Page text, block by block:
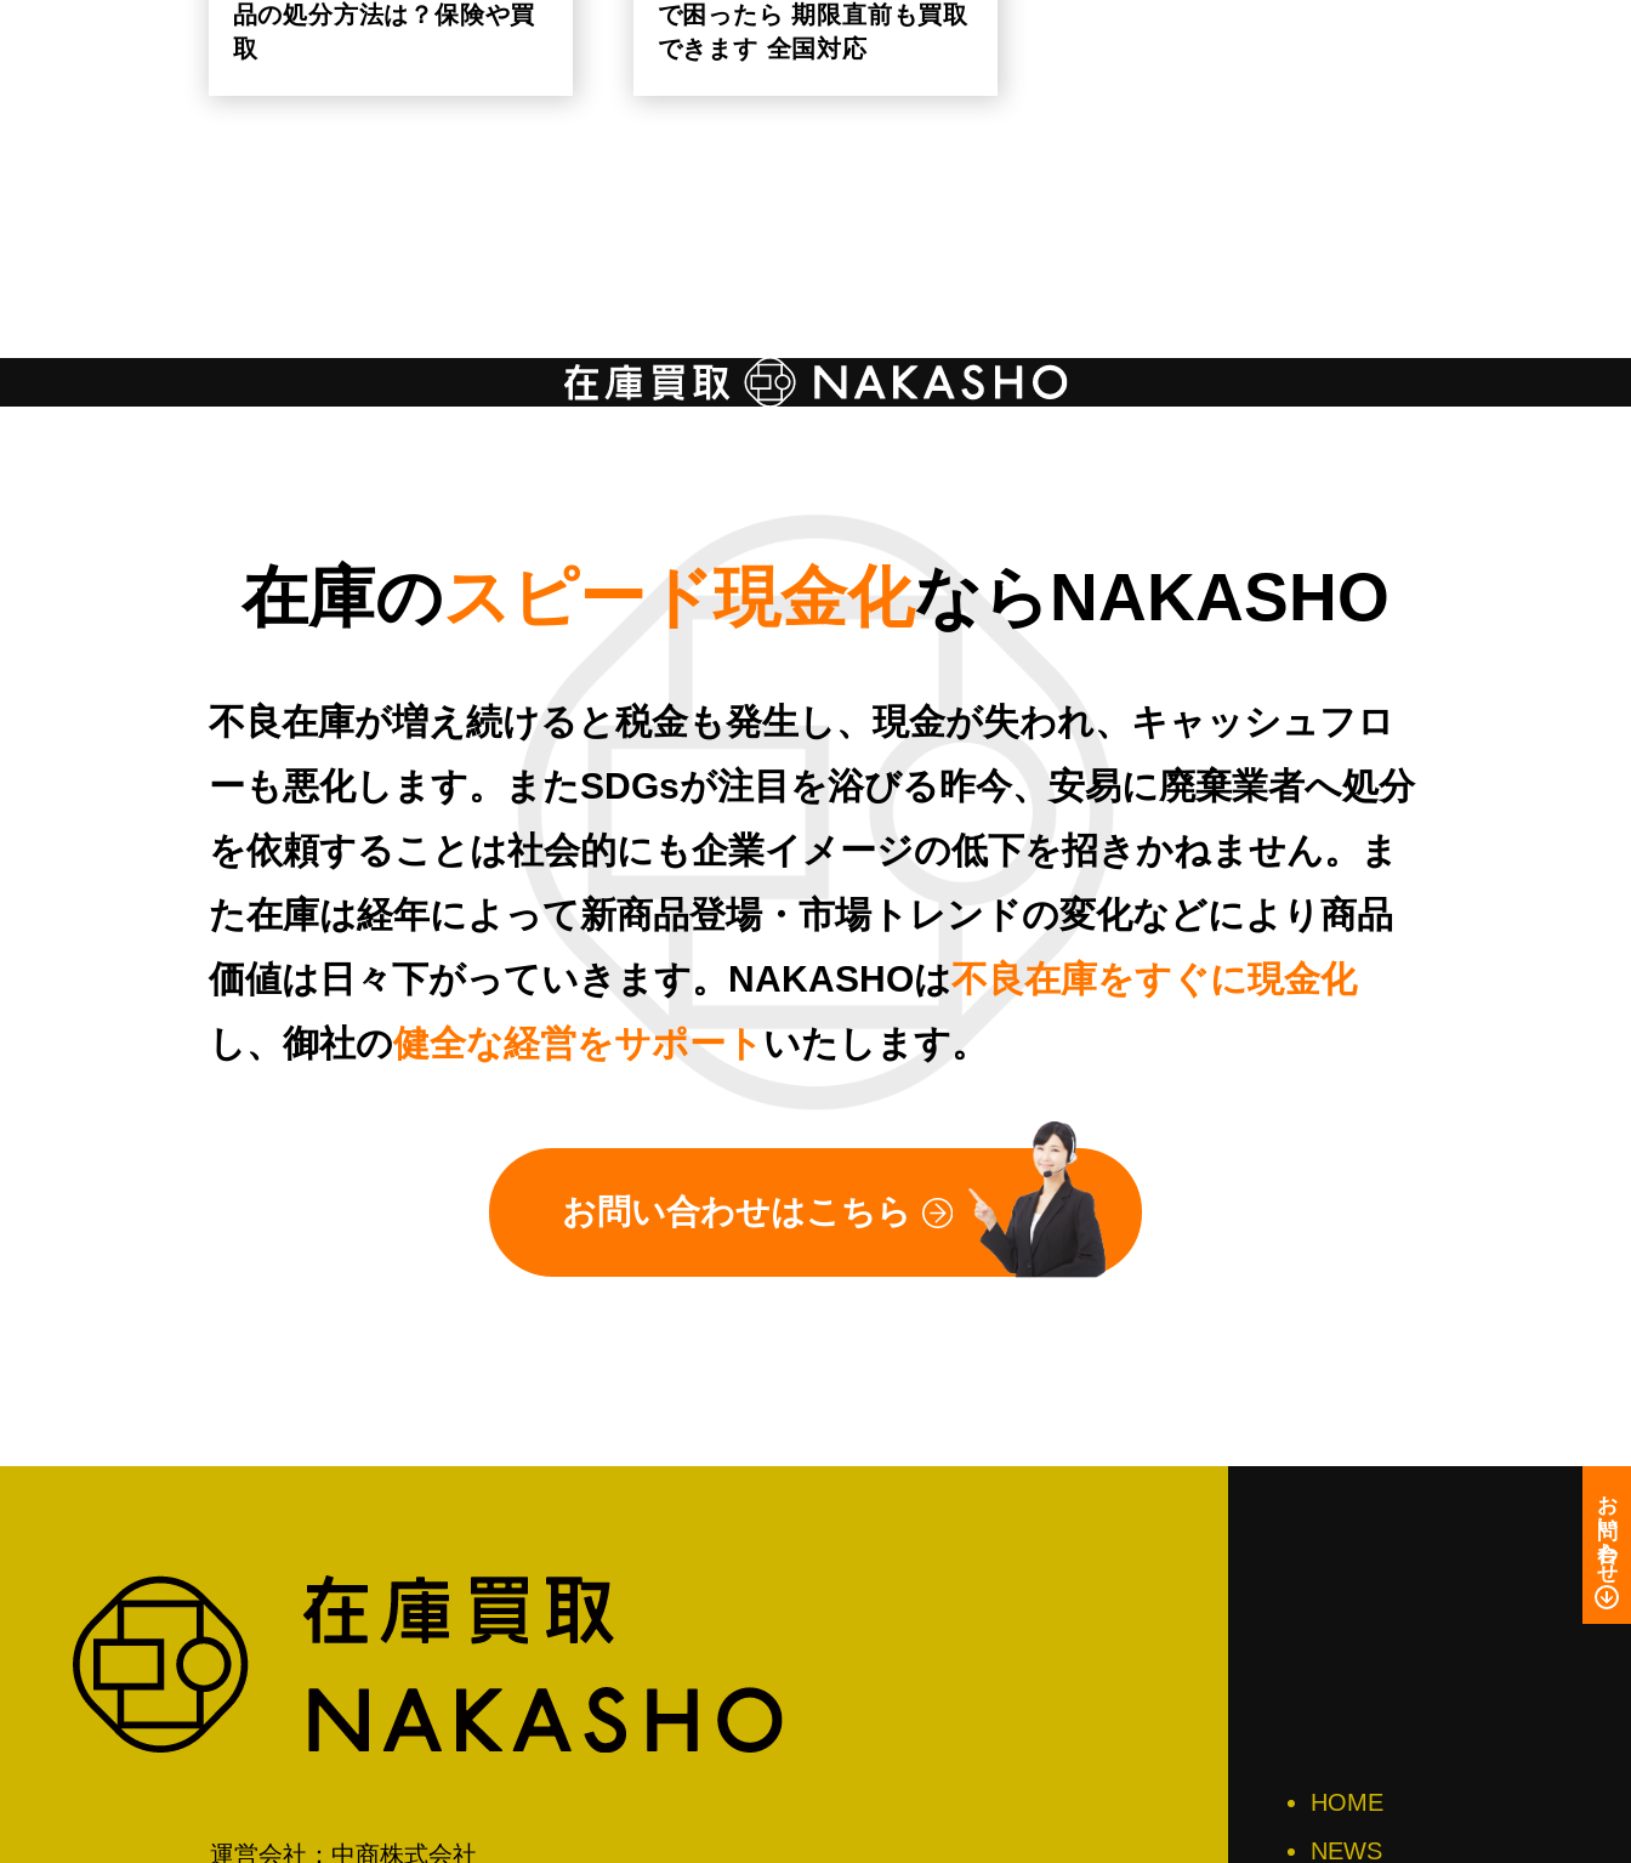
品の処分方法は？保険や買
取
で困ったら 期限直前も買取
できます 全国対応
在庫のスピード現金化ならNAKASHO
不良在庫が増え続けると税金も発生し、現金が失われ、キャッシュフロ
ーも悪化します。またSDGsが注目を浴びる昨今、安易に廃棄業者へ処分
を依頼することは社会的にも企業イメージの低下を招きかねません。ま
た在庫は経年によって新商品登場・市場トレンドの変化などにより商品
価値は日々下がっていきます。NAKASHOは不良在庫をすぐに現金化
し、御社の健全な経営をサポート いたします。
お問い合わせはこちら
HOME
NEWS
運営会社：中商株式会社
お問い合わせ